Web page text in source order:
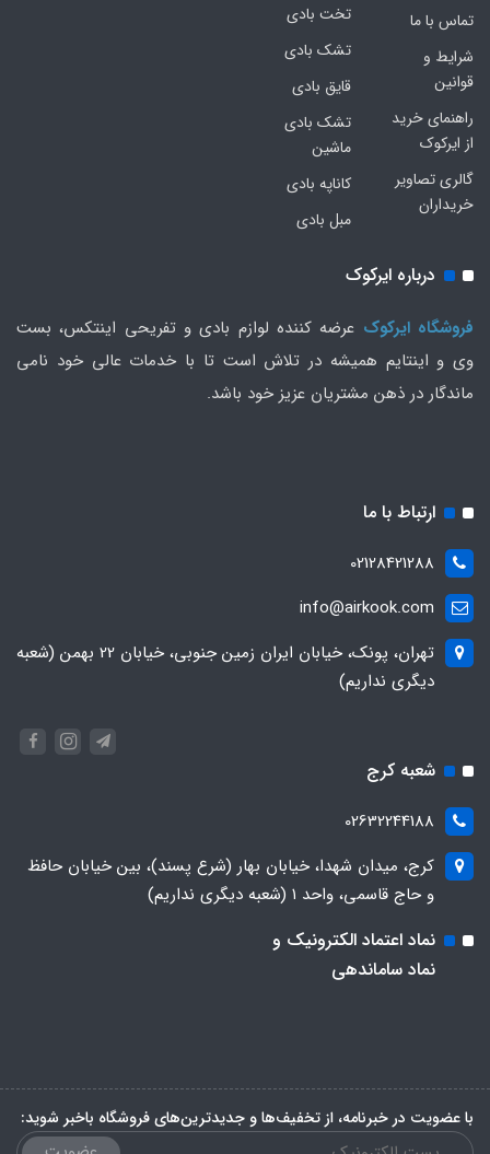
تماس با ما
شرایط و
قوانین
راهنمای خرید
از ایرکوک
گالری تصاویر
خریداران
تخت بادی
تشک بادی
قایق بادی
تشک بادی
ماشین
کاناپه بادی
مبل بادی
درباره ایرکوک
فروشگاه ایرکوک عرضه کننده لوازم بادی و تفریحی اینتکس، بست
وی و اینتایم همیشه در تلاش است تا با خدمات عالی خود نامی
ماندگار در ذهن مشتریان عزیز خود باشد.
ارتباط با ما
02128421288
info@airkook.com
تهران، پونک، خیابان ایران زمین جنوبی، خیابان 22 بهمن (شعبه
دیگری نداریم)
شعبه کرج
02632244188
کرج، میدان شهدا، خیابان بهار (شرع پسند)، بین خیابان حافظ
و حاج قاسمی، واحد ۱ (شعبه دیگری نداریم)
نماد اعتماد الکترونیک و
نماد ساماندهی
با عضویت در خبرنامه، از تخفیف‌ها و جدیدترین‌های فروشگاه باخبر شوید: